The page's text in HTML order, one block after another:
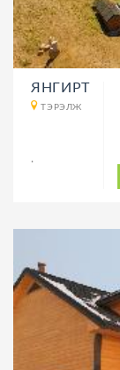
ЯНГИРТ
ТЭРЭЛЖ
.